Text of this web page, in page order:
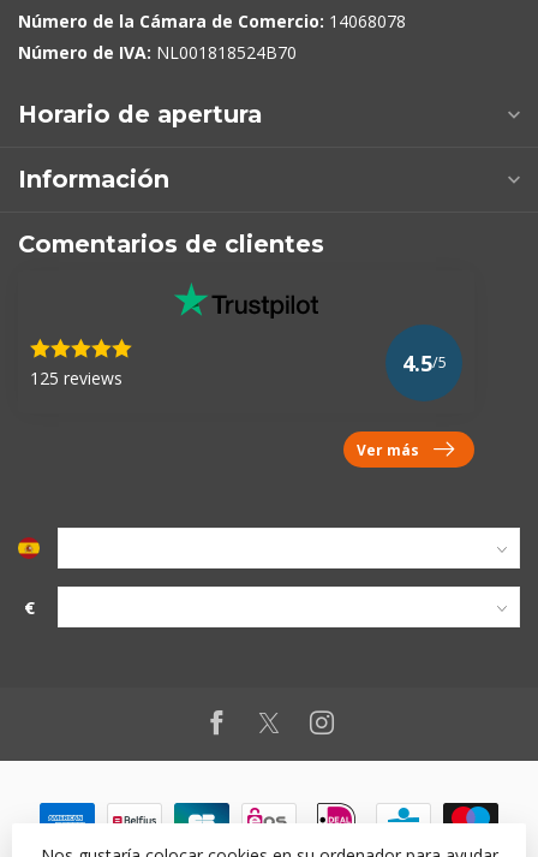
Número de la Cámara de Comercio: 14068078
Número de IVA: NL001818524B70
Horario de apertura
Información
Comentarios de clientes
125 reviews
4.5/5
Ver más
€